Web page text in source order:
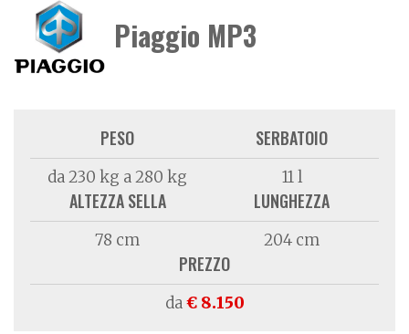
Piaggio MP3
PESO
da 230 kg a 280 kg
SERBATOIO
11 l
ALTEZZA SELLA
78 cm
LUNGHEZZA
204 cm
PREZZO
da€ 8.150